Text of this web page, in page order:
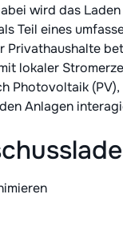
wird das
Teil eines
Privathaushalte
lokaler
Photovoltaik
Anlagen